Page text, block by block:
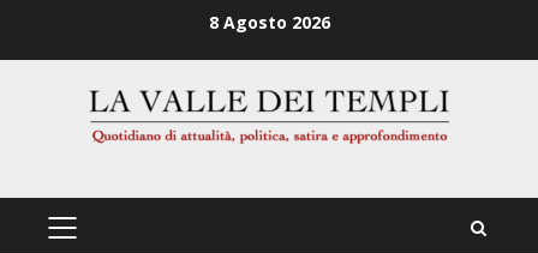
8 Agosto 2026
PRIMÄRES